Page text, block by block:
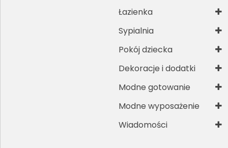
Łazienka
Sypialnia
Pokój dziecka
Dekoracje i dodatki
Modne gotowanie
Modne wyposażenie
Wiadomości